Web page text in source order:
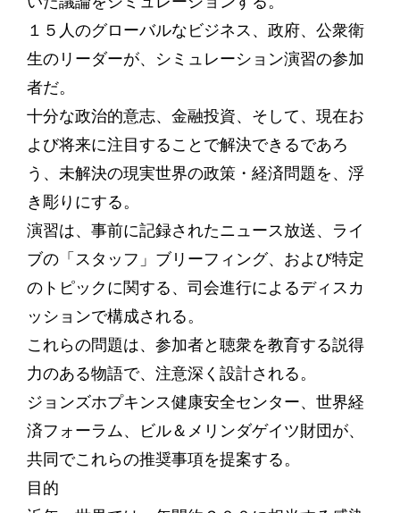
１５人のグローバルなビジネス、政府、公衆衛
生のリーダーが、シミュレーション演習の参加
者だ。
十分な政治的意志、金融投資、そして、現在お
よび将来に注目することで解決できるであろ
う、未解決の現実世界の政策・経済問題を、浮
き彫りにする。
演習は、事前に記録されたニュース放送、ライ
ブの「スタッフ」ブリーフィング、および特定
のトピックに関する、司会進行によるディスカ
ッションで構成される。
これらの問題は、参加者と聴衆を教育する説得
力のある物語で、注意深く設計される。
ジョンズホプキンス健康安全センター、世界経
済フォーラム、ビル＆メリンダゲイツ財団が、
共同でこれらの推奨事項を提案する。
目的